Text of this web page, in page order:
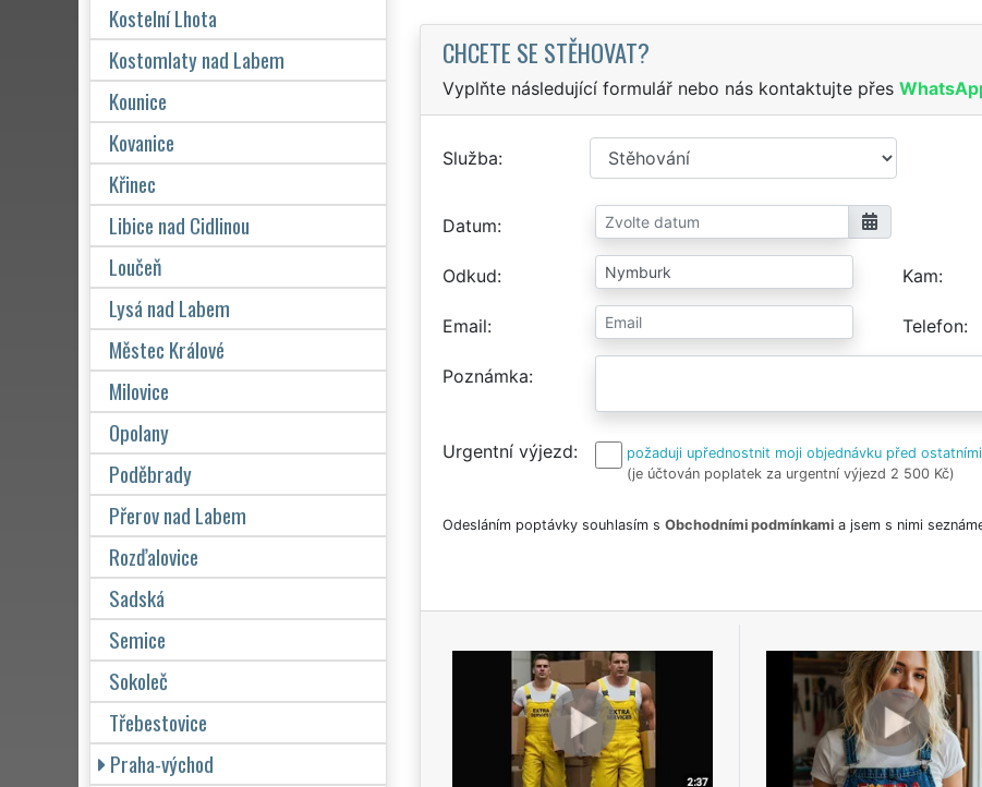
CHCETE SE STĚHOVAT?
Vyplňte následující formulář nebo nás kontaktujte přes
Služba
Datum
Odkud Kam
Email Telefon
Poznámka
Urgentní výjezd
požaduji upřednostnit moji objednávku před ostatními
(je účtován poplatek za urgentní výjezd 2 500 Kč)
Odesláním poptávky souhlasím s Obchodními podmínkamia jsem s nimi
Kostelní Lhota
Kostomlaty nad Labem
Kounice
Kovanice
Křinec
Libice nad Cidlinou
Loučeň
Lysá nad Labem
Městec Králové
Milovice
Opolany
Poděbrady
Přerov nad Labem
Rozďalovice
Sadská
Semice
Sokoleč
Třebestovice
Praha-východ